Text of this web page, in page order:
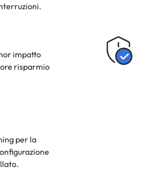
impatto
risparmio
Strength
Icon
per la